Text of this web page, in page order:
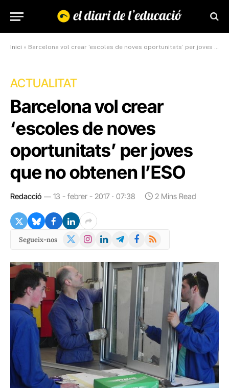
Inici » Barcelona vol crear ‘escoles de noves oportunitats’ per joves que no obtenen l’ESO
ACTUALITAT
Barcelona vol crear
‘escoles de noves
oportunitats’ per joves
que no obtenen l’ESO
Redacció 13 - febrer - 2017 · 07:38 2 Mins Read
Segueix-nos
X
Instagram
LinkedInTelegramFacebook
RSS